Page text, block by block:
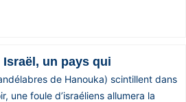
Israël, un pays qui
de Hanouka) scintillent dans
une foule d’israéliens allumera la